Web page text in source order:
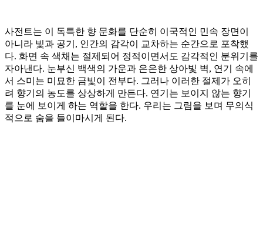
사전트는 이 독특한 향 문화를 단순히 이국적인 민속 장면이
아니라 빛과 공기, 인간의 감각이 교차하는 순간으로 포착했
다. 화면 속 색채는 절제되어 정적이면서도 감각적인 분위기를
자아낸다. 눈부신 백색의 가운과 은은한 상아빛 벽, 연기 속에
서 스미는 미묘한 금빛이 전부다. 그러나 이러한 절제가 오히
려 향기의 농도를 상상하게 만든다. 연기는 보이지 않는 향기
를 눈에 보이게 하는 역할을 한다. 우리는 그림을 보며 무의식
적으로 숨을 들이마시게 된다.